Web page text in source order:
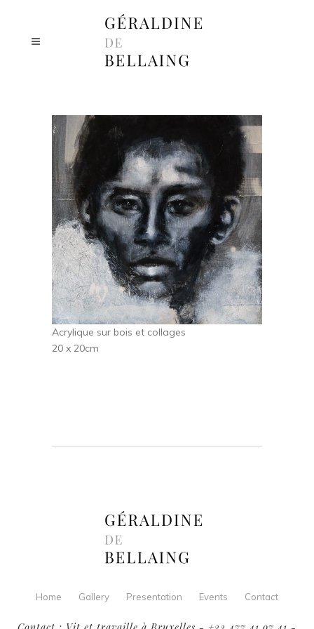
Acrylique sur bois et collages
20 x 20cm
Home Gallery Presentation Events Contact